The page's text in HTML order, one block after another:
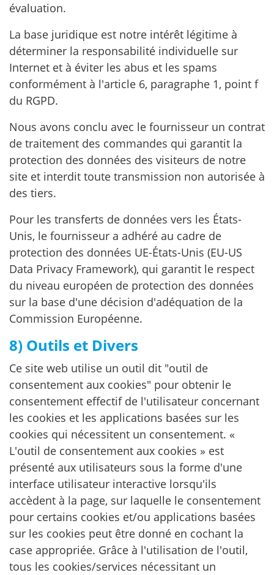
évaluation.
La base juridique est notre intérêt légitime à
déterminer la responsabilité individuelle sur
Internet et à éviter les abus et les spams
conformément à l'article 6, paragraphe 1, point f
du RGPD.
Nous avons conclu avec le fournisseur un contrat
de traitement des commandes qui garantit la
protection des données des visiteurs de notre
site et interdit toute transmission non autorisée à
des tiers.
Pour les transferts de données vers les États-
Unis, le fournisseur a adhéré au cadre de
protection des données UE-États-Unis (EU-US
Data Privacy Framework), qui garantit le respect
du niveau européen de protection des données
sur la base d'une décision d'adéquation de la
Commission Européenne.
8) Outils et Divers
Ce site web utilise un outil dit "outil de
consentement aux cookies" pour obtenir le
consentement effectif de l'utilisateur concernant
les cookies et les applications basées sur les
cookies qui nécessitent un consentement. «
L'outil de consentement aux cookies » est
présenté aux utilisateurs sous la forme d'une
interface utilisateur interactive lorsqu'ils
accèdent à la page, sur laquelle le consentement
pour certains cookies et/ou applications basées
sur les cookies peut être donné en cochant la
case appropriée. Grâce à l'utilisation de l'outil,
tous les cookies/services nécessitant un